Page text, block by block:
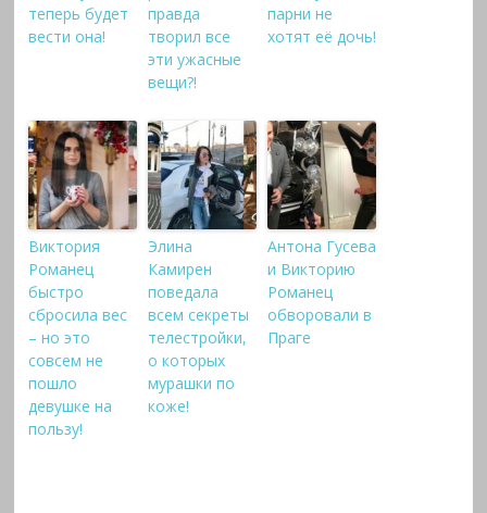
теперь будет
вести она!
правда
творил все
эти ужасные
вещи?!
парни не
хотят её дочь!
Виктория
Романец
быстро
сбросила вес
– но это
совсем не
пошло
девушке на
пользу!
Элина
Камирен
поведала
всем секреты
телестройки,
о которых
мурашки по
коже!
Антона Гусева
и Викторию
Романец
обворовали в
Праге